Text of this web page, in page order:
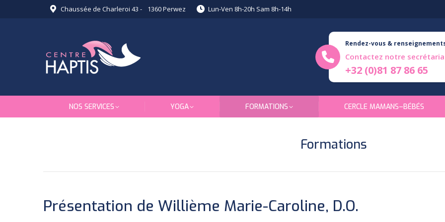
Chaussée de Charleroi 43 - 1360 Perwez Lun-Ven 8h-20h Sam 8h-14h
Rendez-vous &
Contactez notre
+32 (0)81 87 86 65
NOS SERVICES YOGA FORMATIONS CERCLE MAMANS–BÉBÉS
Formations
Présentation de Willième Marie-Caroline, D.O.